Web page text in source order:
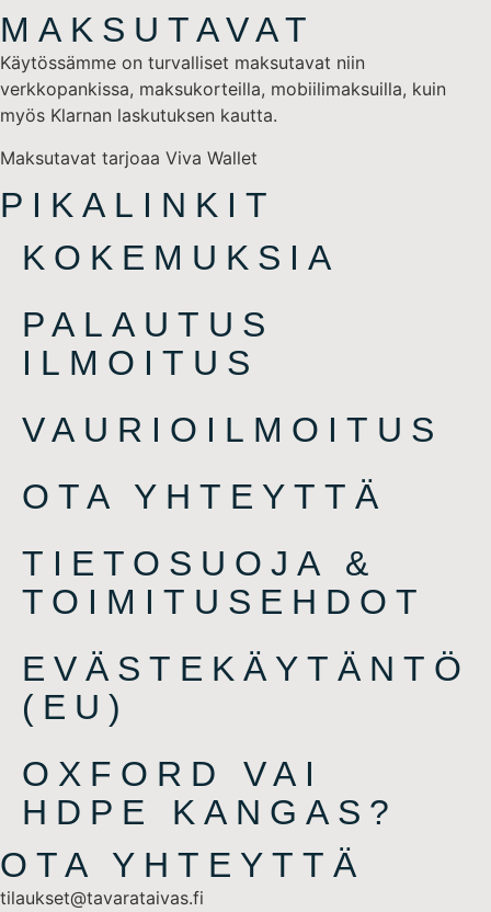
MAKSUTAVAT
Käytössämme on turvalliset maksutavat niin
verkkopankissa, maksukorteilla, mobiilimaksuilla, kuin
myös Klarnan laskutuksen kautta.
Maksutavat tarjoaa Viva Wallet
PIKALINKIT
KOKEMUKSIA
PALAUTUS
ILMOITUS
VAURIOILMOITUS
OTA YHTEYTTÄ
TIETOSUOJA &
TOIMITUSEHDOT
EVÄSTEKÄYTÄNTÖ
(EU)
OXFORD VAI
HDPE KANGAS?
OTA YHTEYTTÄ
tilaukset@tavarataivas.fi